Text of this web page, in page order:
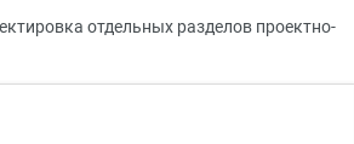
отдельных разделов проектно-